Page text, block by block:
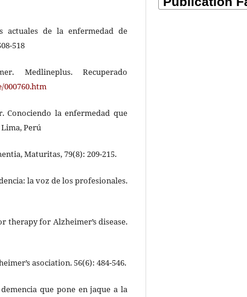
actuales de la enfermedad de
518
Medlineplus. Recuperado
Conociendo la enfermedad que
Perú
Maturitas, 79(8): 209-215.
la voz de los profesionales.
therapy for Alzheimer’s disease.
asociation. 56(6): 484-546.
que pone en jaque a la